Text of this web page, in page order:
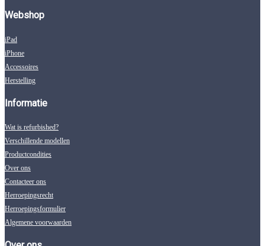
Webshop
iPad
iPhone
Accessoires
Herstelling
Informatie
Wat is refurbished?
Verschillende modellen
Productcondities
Over ons
Contacteer ons
Herroepingsrecht
Herroepingsformulier
Algemene voorwaarden